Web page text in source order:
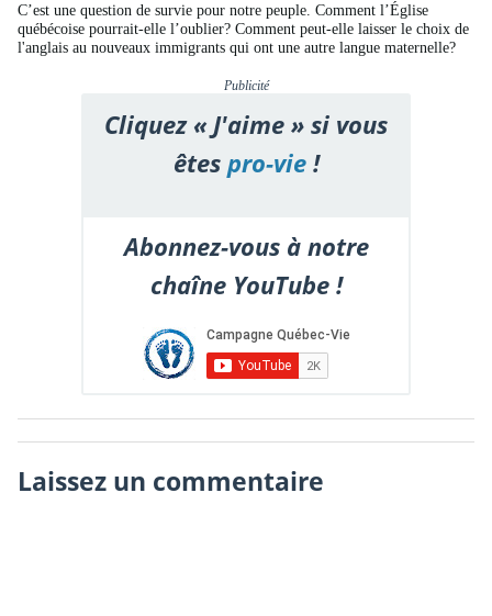
C’est une question de survie pour notre peuple. Comment l’Église
québécoise pourrait-elle l’oublier? Comment peut-elle laisser le choix de
l'anglais au nouveaux immigrants qui ont une autre langue maternelle?
Publicité
Cliquez « J'aime » si vous
êtespro-vie!
Abonnez-vous à notre
chaîne YouTube !
Laissez un commentaire